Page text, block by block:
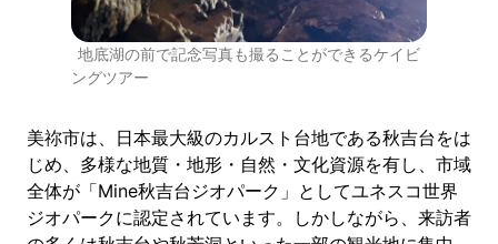
地底湖の前で記念写真も撮ることができるケイビ
ングツアー
美祢市は、日本最大級のカルスト台地である秋吉台をは
じめ、多様な地質・地形・自然・文化資源を有し、市域
全体が「Mine秋吉台ジオパーク」としてユネスコ世界
ジオパークに認定されています。しかしながら、来訪者